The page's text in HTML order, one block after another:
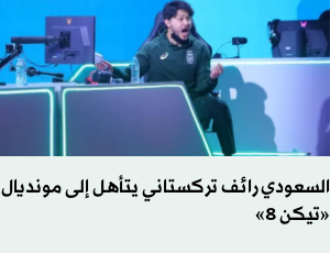
السعودي رائف تركستاني يتأهل إلى مونديال
«تيكن 8»